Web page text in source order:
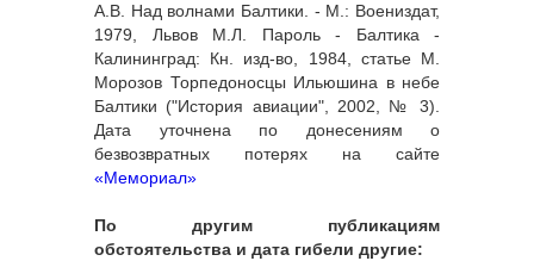
А.В. Над волнами Балтики. - М.: Воениздат,
1979, Львов М.Л. Пароль - Балтика -
Калининград: Кн. изд-во, 1984, статье М.
Морозов Торпедоносцы Ильюшина в небе
Балтики ("История авиации", 2002, № 3).
Дата уточнена по донесениям о
безвозвратных потерях на сайте
«Мемориал»
По другим публикациям
обстоятельства и дата гибели другие: